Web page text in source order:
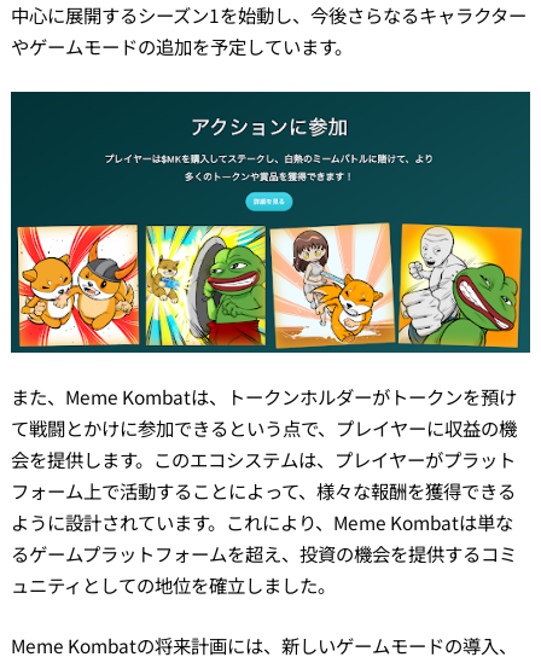
中心に展開するシーズン1を始動し、今後さらなるキャラクター
やゲームモードの追加を予定しています。
また、Meme Kombatは、トークンホルダーがトークンを預け
て戦闘とかけに参加できるという点で、プレイヤーに収益の機
会を提供します。このエコシステムは、プレイヤーがプラット
フォーム上で活動することによって、様々な報酬を獲得できる
ように設計されています。これにより、Meme Kombatは単な
るゲームプラットフォームを超え、投資の機会を提供するコミ
ュニティとしての地位を確立しました。
Meme Kombatの将来計画には、新しいゲームモードの導入、